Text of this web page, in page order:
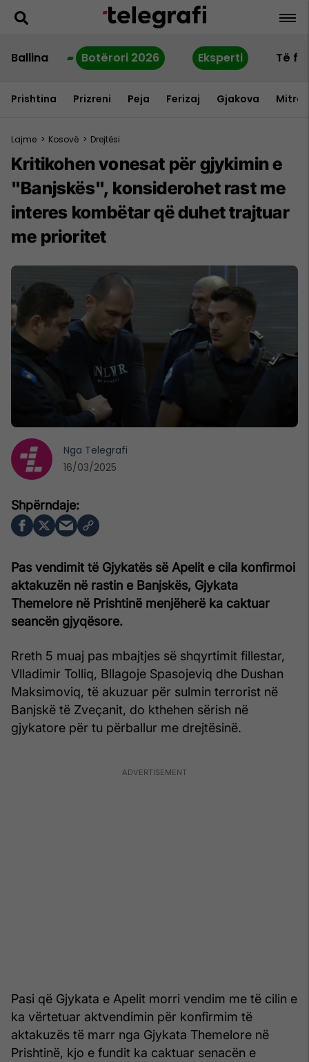
Ballina Botërori 2026 Eksperti Të
Prishtina Prizreni Peja Ferizaj Gjakova
Lajme > Kosovë > Drejtësi
Kritikohen vonesat për gjykimin e
"Banjskës", konsiderohet rast me
interes kombëtar që duhet trajtuar
me prioritet
Pas vendimit të Gjykatës së Apelit e cila konfirmoi
aktakuzën në rastin e Banjskës, Gjykata
Themelore në Prishtinë menjëherë ka caktuar
seancën gjyqësore.
Rreth 5 muaj pas mbajtjes së shqyrtimit fillestar,
Vlladimir Tolliq, Bllagoje Spasojeviq dhe Dushan
Maksimoviq, të akuzuar për sulmin terrorist në
Banjskë të Zveçanit, do kthehen sërish në
gjykatore për tu përballur me drejtësinë.
Pasi që Gjykata e Apelit morri vendim me të cilin e
ka vërtetuar aktvendimin për konfirmim të
aktakuzës të marr nga Gjykata Themelore në
Prishtinë, kjo e fundit ka caktuar senacën e
Nga Telegrafi
16/03/2025